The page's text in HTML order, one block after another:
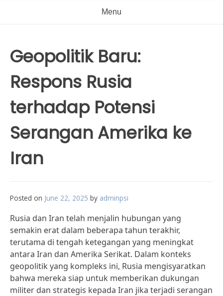
Menu
Geopolitik Baru:
Respons Rusia
terhadap Potensi
Serangan Amerika ke
Iran
Posted on June 22, 2025 by adminpsi
Rusia dan Iran telah menjalin hubungan yang
semakin erat dalam beberapa tahun terakhir,
terutama di tengah ketegangan yang meningkat
antara Iran dan Amerika Serikat. Dalam konteks
geopolitik yang kompleks ini, Rusia mengisyaratkan
bahwa mereka siap untuk memberikan dukungan
militer dan strategis kepada Iran jika terjadi serangan